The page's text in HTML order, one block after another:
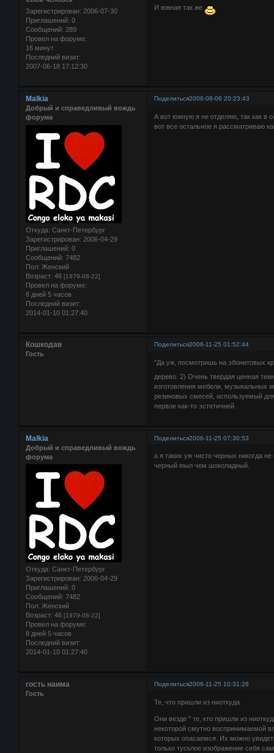
Зарегистрирован: 2006-07-30
Приглашений: 0
Сообщений: 289
Провел на форуме:
16 минут
Последний визит:
2007-06-18 17:12:30
И южная так же
Поделиться2006-08-06 20:23:43
Malkia
Добрый и справедливый вождь
форума
Откуда: Санкт-Петербург
Зарегистрирован: 2006-04-29
Приглашений: 0
Сообщений: 7482
Пол: Женский
Возраст: 46 [1979-08-22]
Провел на форуме:
8 дней 5 часов
Последний визит:
2014-01-10 01:27:40
А вот южную я не отделяю, так как в
вот все остальное я рассматриваю
Поделиться2006-11-25 01:52:44
Кошкодав
Гость
"Да уж, посмотришь на эбонитовых
дерево. 2) Очень твердая ценная
изготовления мебели, музыкальных
резиновых смесей, используемый
первое как-то эстетичней.
Поделиться2006-11-25 07:30:53
Malkia
Добрый и справедливый вождь
форума
Откуда: Санкт-Петербург
Зарегистрирован: 2006-04-29
Приглашений: 0
Сообщений: 7482
Пол: Женский
Возраст: 46 [1979-08-22]
Провел на форуме:
8 дней 5 часов
Последний визит:
2014-01-10 01:27:40
а я таких уж чисто черных никогда
черный юыл чем шоколадный.
Поделиться2006-11-25 10:31:26
гость наима
Гость
Те, что пришли из ниоткуда
Они везде " те, кто пришли из
некоторой смутно воспринимаемой
которых опасаемся. Их можно
только тусклое изображение себя